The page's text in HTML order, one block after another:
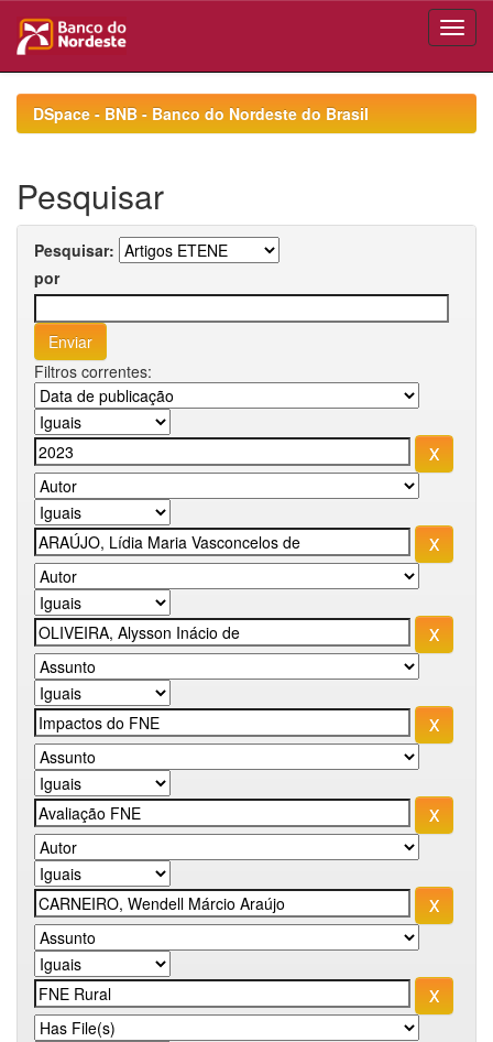
navigationDSpace - BNB - Banco do Nordeste do Brasil
Pesquisar
Pesquisar:
por
Filtros correntes: